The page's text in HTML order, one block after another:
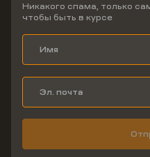
Никакого спама, только
чтобы быть в курсе